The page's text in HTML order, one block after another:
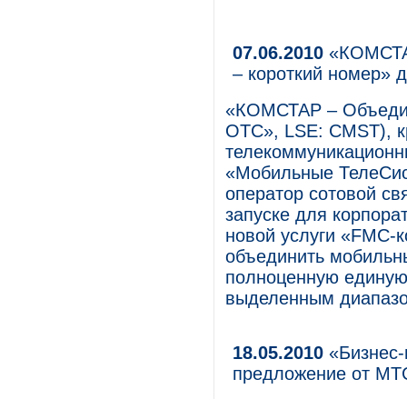
07.06.2010
– короткий номер»
«КОМСТАР –
ОТС», LSE: CMST),
«Мобильные
оператор сотовой
запуске для
новой услуги «FMC-
объединить
полноценную
выделенным
18.05.2010
предложение от